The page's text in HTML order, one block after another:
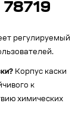
регулируемый
Корпус каски
к
химических